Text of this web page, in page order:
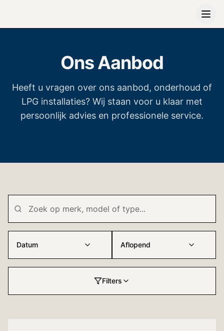
Ons Aanbod
Heeft u vragen over ons aanbod, onderhoud of
LPG installaties? Wij staan voor u klaar met
persoonlijk advies en professionele service.
Datum Aflopend
Filters